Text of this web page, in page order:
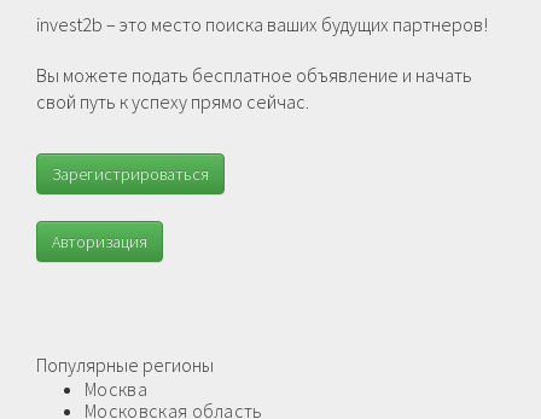
invest2b – это место поиска ваших будущих партнеров!
Вы можете подать бесплатное объявление и начать
свой путь к успеху прямо сейчас.
Зарегистрироваться
Авторизация
Популярные регионы
Москва
Московская область